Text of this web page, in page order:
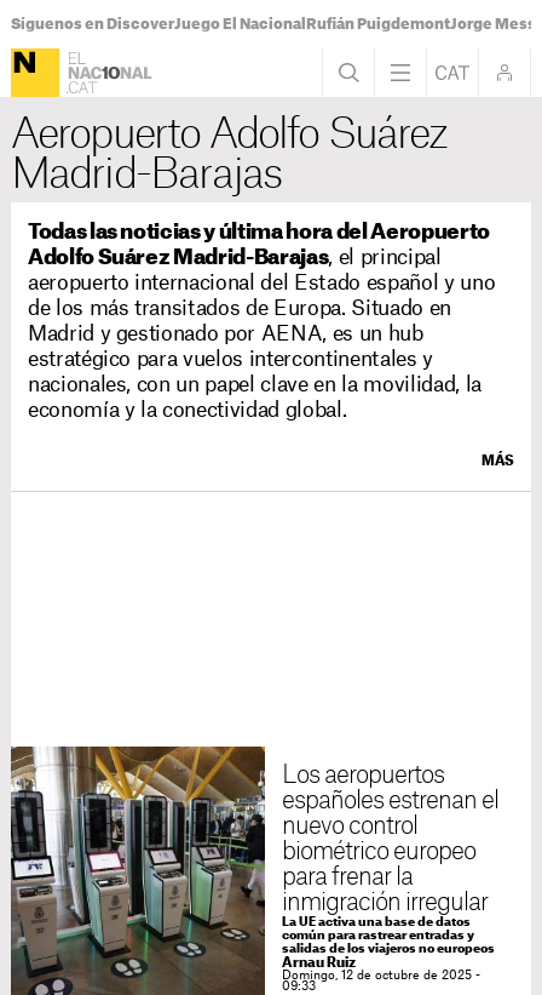
Síguenos en DiscoverJuego El Nacional Rufián PuigdemontJorge Messi
Aeropuerto Adolfo Suárez
Madrid-Barajas
Todas las noticias y última hora del Aeropuerto
Adolfo Suárez Madrid-Barajas, el principal
aeropuerto internacional del Estado español y uno
de los más transitados de Europa. Situado en
Madrid y gestionado por AENA, es un hub
estratégico para vuelos intercontinentales y
nacionales, con un papel clave en la movilidad, la
economía y la conectividad global.
MÁS
Los aeropuertos
españoles estrenan el
nuevo control
biométrico europeo
para frenar la
inmigración irregular
La UE activa una base de datos
común para rastrear entradas y
salidas de los viajeros no europeos
Arnau Ruiz
Domingo, 12 de octubre de 2025 -
09:33